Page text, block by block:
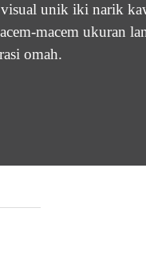
unik iki narik
macem ukuran
omah.